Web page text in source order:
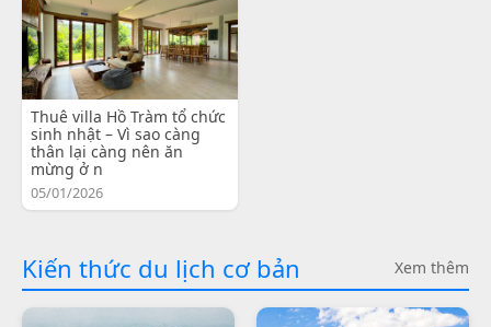
Thuê villa Hồ Tràm tổ chức
sinh nhật – Vì sao càng
thân lại càng nên ăn
mừng ở n
05/01/2026
Kiến thức du lịch cơ bản Xem thêm